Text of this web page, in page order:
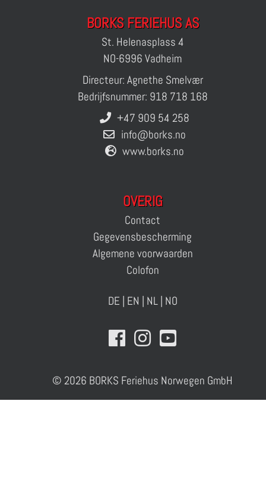
BORKS FERIEHUS AS
St. Helenasplass 4
NO-6996 Vadheim
Directeur: Agnethe Smelvær
Bedrijfsnummer: 918 718 168
+47 909 54 258
info@borks.no
www.borks.no
OVERIG
Contact
Gegevensbescherming
Algemene voorwaarden
Colofon
DE | EN | NL| NO
© 2026 BORKS Feriehus Norwegen GmbH